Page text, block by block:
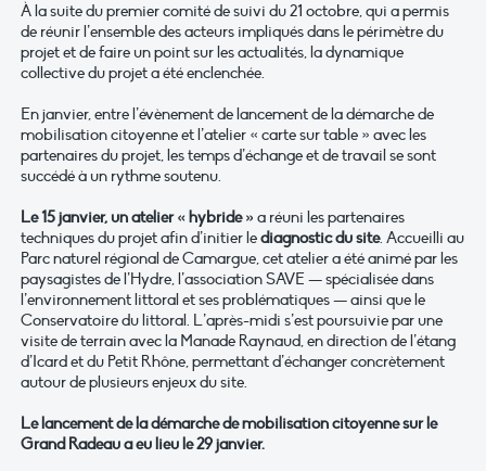
À la suite du premier comité de suivi du 21 octobre, qui a permis
de réunir l’ensemble des acteurs impliqués dans le périmètre du
projet et de faire un point sur les actualités, la dynamique
collective du projet a été enclenchée.
En janvier, entre l’évènement de lancement de la démarche de
mobilisation citoyenne et l’atelier « carte sur table » avec les
partenaires du projet, les temps d’échange et de travail se sont
succédé à un rythme soutenu.
Le 15 janvier, un atelier « hybride » a réuni les partenaires
techniques du projet afin d’initier lediagnostic du site. Accueilli au
Parc naturel régional de Camargue, cet atelier a été animé par les
paysagistes de l’Hydre, l’association SAVE — spécialisée dans
l’environnement littoral et ses problématiques — ainsi que le
Conservatoire du littoral. L’après-midi s’est poursuivie par une
visite de terrain avec la Manade Raynaud, en direction de l’étang
d’Icard et du Petit Rhône, permettant d’échanger concrètement
autour de plusieurs enjeux du site.
Le lancement de la démarche de mobilisation citoyenne sur le
Grand Radeau a eu lieu le 29 janvier.